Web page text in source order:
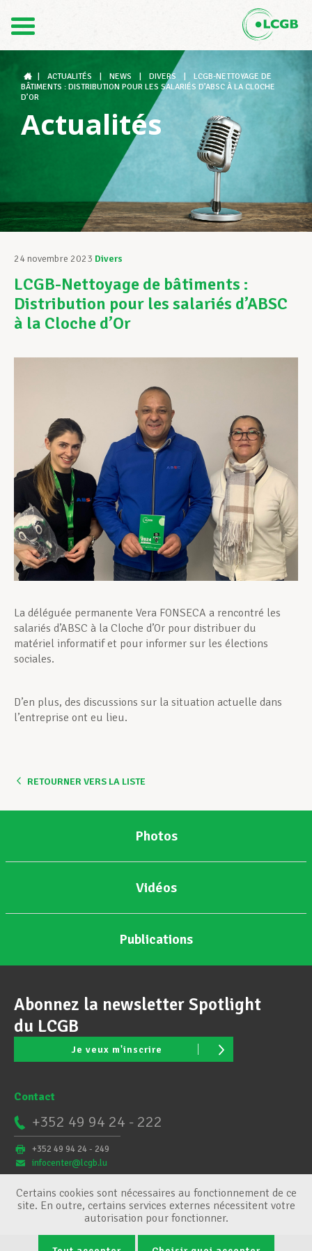
DE
Le LCGB
Structures syndicales
Assistance au Travail
Vos droits
Développement professionnel
Devenir Membre
Actualités
ACTUALITÉS NEWS DIVERS
LCGB-NETTOYAGE DE
BÂTIMENTS : DISTRIBUTION POUR LES SALARIÉS D’ABSC À LA CLOCHE
D’OR
Actualités
24 novembre 2023 Divers
LCGB-Nettoyage de bâtiments :
Distribution pour les salariés d’ABSC
à la Cloche d’Or
La déléguée permanente Vera FONSECA a rencontré les
salariés d’ABSC à la Cloche d’Or pour distribuer du
matériel informatif et pour informer sur les élections
sociales.
D’en plus, des discussions sur la situation actuelle dans
l’entreprise ont eu lieu.
RETOURNER VERS LA LISTE
Photos
Vidéos
Publications
Abonnez la newsletter Spotlight
du LCGB
Je veux m'inscrire
Contact
+352 49 94 24 - 222
+352 49 94 24 - 249
infocenter@lcgb.lu
Certains cookies sont nécessaires au fonctionnement de ce
site. En outre, certains services externes nécessitent votre
autorisation pour fonctionner.